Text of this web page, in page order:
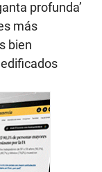
profunda’
más
bien